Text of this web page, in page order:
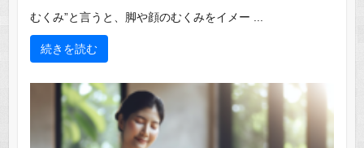
むくみ”と言うと、脚や顔のむくみをイメー ...
続きを読む